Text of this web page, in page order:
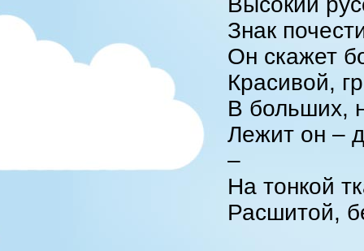
Знак
Он скажет
Красивой,
В больших,
Лежит он –
–
На тонкой
Расшитой,